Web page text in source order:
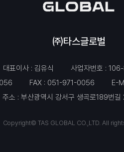
㈜타스글로벌
대표이사 : 김유식
사업자번호 :
FAX : 051-971-0056 E-
주소 : 부산광역시 강서구 생곡로189번길
Copyright© TAS GLOBAL CO.,LTD. All